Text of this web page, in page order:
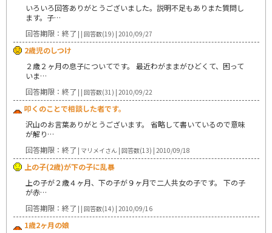
いろいろ回答ありがとうございました。説明不足もありまた質問し
ます。子…
回答期限：終了 | | 回答数(19) | 2010/09/27
2歳児のしつけ
２歳２ヶ月の息子についてです。 最近わがままがひどくて、困って
いま…
回答期限：終了 | | 回答数(31) | 2010/09/22
叩くのことで相談した者です。
沢山のお言葉ありがとうございます。 省略して書いているので意味
が解り…
回答期限：終了 | マリメイさん | 回答数(13) | 2010/09/18
上の子(2歳)が下の子に乱暴
上の子が２歳４ヶ月、下の子が９ヶ月で二人共女の子です。 下の子
が赤…
回答期限：終了 | | 回答数(14) | 2010/09/16
1歳2ヶ月の娘